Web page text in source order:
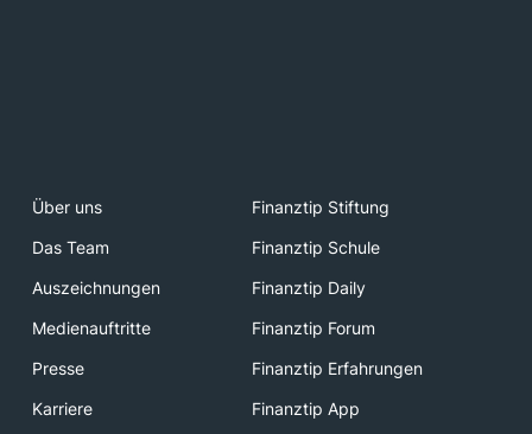
Über uns
Finanztip Stiftung
Das Team
Finanztip Schule
Auszeichnungen
Finanztip Daily
Medienauftritte
Finanztip Forum
Presse
Finanztip Erfahrungen
Karriere
Finanztip App